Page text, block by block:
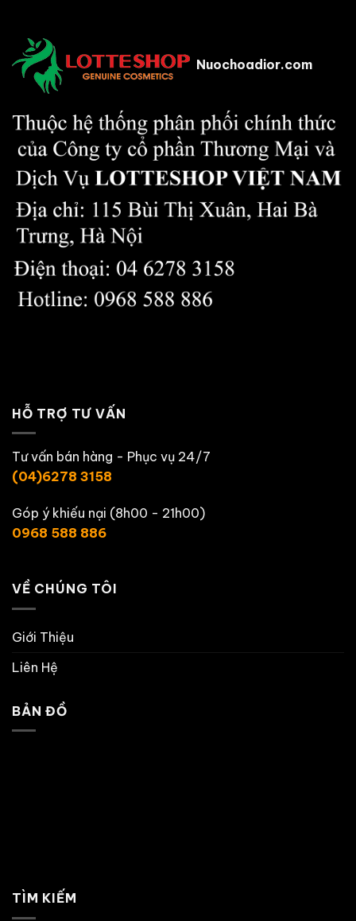
Nuochoadior.com
HỖ TRỢ TƯ VẤN
Tư vấn bán hàng - Phục vụ 24/7
(04)6278 3158
Góp ý khiếu nại (8h00 - 21h00)
0968 588 886
VỀ CHÚNG TÔI
Giới Thiệu
Liên Hệ
BẢN ĐỒ
TÌM KIẾM